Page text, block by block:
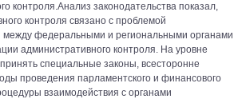
контроля.Анализ законодательства показал,
контроля связано с проблемой
между федеральными и региональными органами
административного контроля. На уровне
специальные законы, всесторонне
проведения парламентского и финансового
взаимодействия с органами